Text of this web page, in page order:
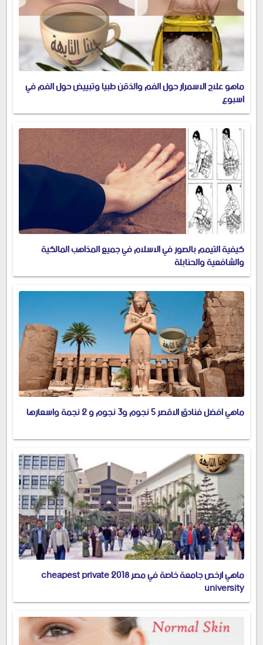
ماهو علاج الاسمرار حول الفم والذقن طبيا وتبييض حول الفم في
اسبوع
كيفية التيمم بالصور في الاسلام في جميع المذاهب المالكية
والشافعية والحنابلة
ماهي افضل فنادق الاقصر 5 نجوم و3 نجوم و 2 نجمة واسعارها
ماهي ارخص جامعة خاصة في مصر 2018 cheapest private
university